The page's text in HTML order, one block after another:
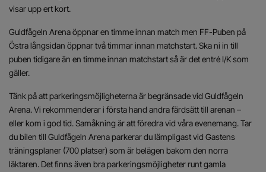
visar upp ert kort.
Guldfågeln Arena öppnar en timme innan match men FF-Puben på
Östra långsidan öppnar två timmar innan matchstart. Ska ni in till
puben tidigare än en timme innan matchstart så är det entré I/K som
gäller.
Tänk på att parkeringsmöjligheterna är begränsade vid Guldfågeln
Arena. Vi rekommenderar i första hand andra färdsätt till arenan –
eller kom i god tid. Samåkning är att föredra vid våra evenemang. Tar
du bilen till Guldfågeln Arena parkerar du lämpligast vid Gastens
träningsplaner (700 platser) som är belägen bakom den norra
läktaren. Det finns även bra parkeringsmöjligheter runt gamla